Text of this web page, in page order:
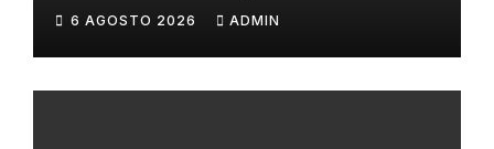
6 AGOSTO 2026 ADMIN